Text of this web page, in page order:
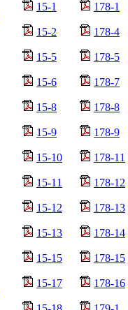
15-1
15-2
15-5
15-6
15-8
15-9
15-10
15-11
15-12
15-13
15-15
15-17
178-1
178-4
178-5
178-7
178-8
178-9
178-11
178-12
178-13
178-14
178-15
178-16